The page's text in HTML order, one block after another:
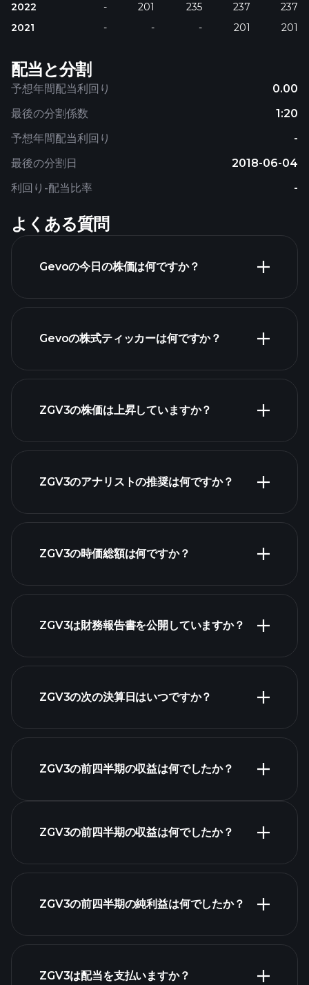
2022
- 201 235 237
237
2021
- - - 201 201
配当と分割
予想年間配当利回り 0.00
予想年間配当利回り -
利回り-配当比率 -
最後の分割係数 1:20
最後の分割日 2018-06-04
よくある質問
Gevoの今日の株価は何ですか？
詳
Gevoの株式ティッカーは何ですか？
ZGV3の株価は上昇していますか？
ZGV3チャート
ZGV3のアナリストの推奨は何ですか？
ZGV3の時価総額は何ですか？
ZGV3は財務報告書を公開していますか？
ZGV3の次の決算日はいつですか？
ZGV3の前四半期の収益は何でしたか？
ZGV3の収益
ZGV3の前四半期の収益は何でしたか？
ZGV3の前四半期の純利益は何でしたか？
ZGV3は配当を支払いますか？